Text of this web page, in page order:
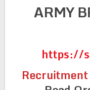
ARMY
https://